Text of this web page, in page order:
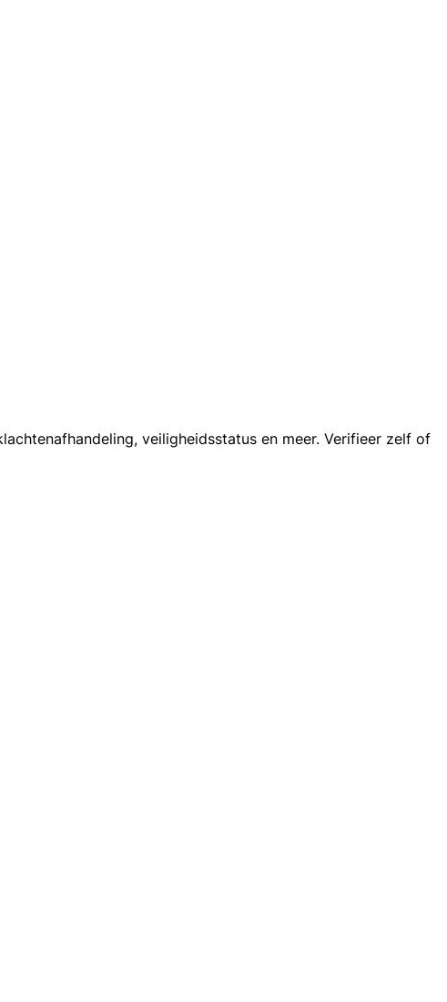
veiligheidsstatus en meer. Verifieer zelf of